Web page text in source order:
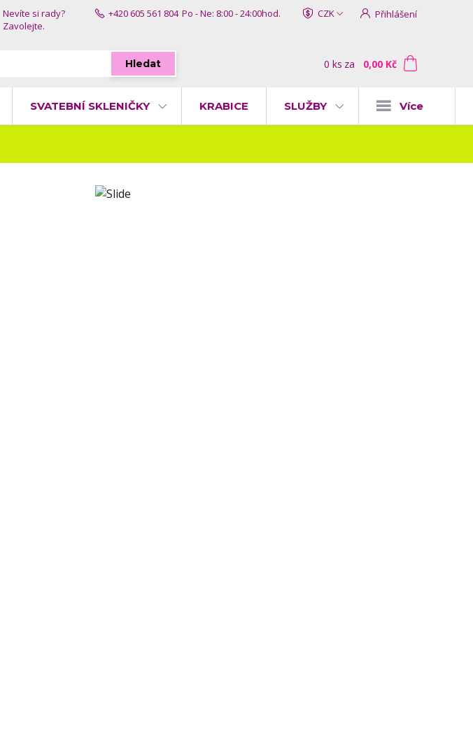
CZK Přihlášení
Hledat
Nevíte si rady?
Zavolejte.
+420 605 561 804 Po - Ne: 8:00 - 24:00hod.
0 ks za 0,00 Kč
SVATEBNÍ SKLENIČKY KRABICE SLUŽBY Více